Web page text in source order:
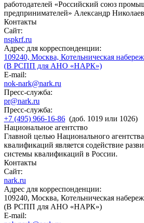
работодателей «Российский союз
предпринимателей» Александр
Контакты
Сайт:
nspkrf.ru
Адрес для корреспонденции:
109240, Москва, Котельническая
(В РСПП для АНО «НАРК»)
E-mail:
nok-nark@nark.ru
Пресс-служба:
pr@nark.ru
Пресс-служба:
+7 (495) 966-16-86 (доб. 1019 или 1026)
Национальное агентство
Главной целью Национального
квалификаций является содействие
системы квалификаций в России.
Контакты
Сайт:
nark.ru
Адрес для корреспонденции:
109240, Москва, Котельническая
(В РСПП для АНО «НАРК»)
E-mail: